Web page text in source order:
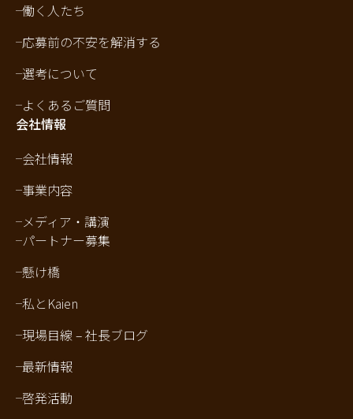
働く人たち
応募前の不安を解消する
選考について
よくあるご質問
会社情報
会社情報
事業内容
メディア・講演
パートナー募集
懸け橋
私とKaien
現場目線 – 社長ブログ
最新情報
啓発活動